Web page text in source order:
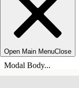
Open Main MenuClose
Modal Body...